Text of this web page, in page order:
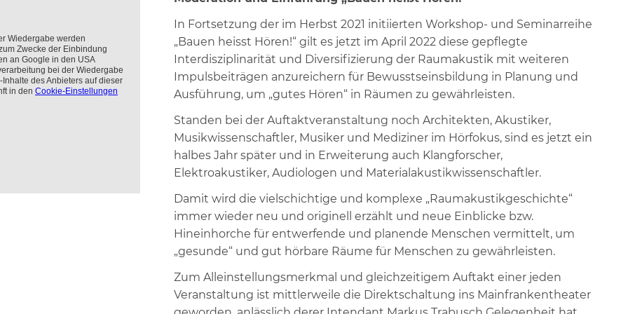
In Fortsetzung der im Herbst 2021 initiierten Workshop- und Seminarreihe
„Bauen heisst Hören!“ gilt es jetzt im April 2022 diese gepflegte
Interdisziplinarität und Diversifizierung der Raumakustik mit weiteren
Impulsbeiträgen anzureichern für Bewusstseinsbildung in Planung und
Ausführung, um „gutes Hören“ in Räumen zu gewährleisten.
Standen bei der Auftaktveranstaltung noch Architekten, Akustiker,
Musikwissenschaftler, Musiker und Mediziner im Hörfokus, sind es jetzt ein
halbes Jahr später und in Erweiterung auch Klangforscher,
Elektroakustiker, Audiologen und Materialakustikwissenschaftler.
Damit wird die vielschichtige und komplexe „Raumakustikgeschichte“
immer wieder neu und originell erzählt und neue Einblicke bzw.
Hineinhorche für entwerfende und planende Menschen vermittelt, um
„gesunde“ und gut hörbare Räume für Menschen zu gewährleisten.
Zum Alleinstellungsmerkmal und gleichzeitigem Auftakt einer jeden
Veranstaltung ist mittlerweile die Direktschaltung ins Mainfrankentheater